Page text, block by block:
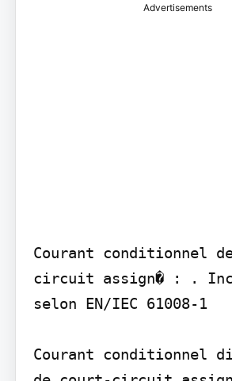
Advertisements
Courant conditionnel
circuit assign� : . Inc
selon EN/IEC 61008-1
Courant conditionnel